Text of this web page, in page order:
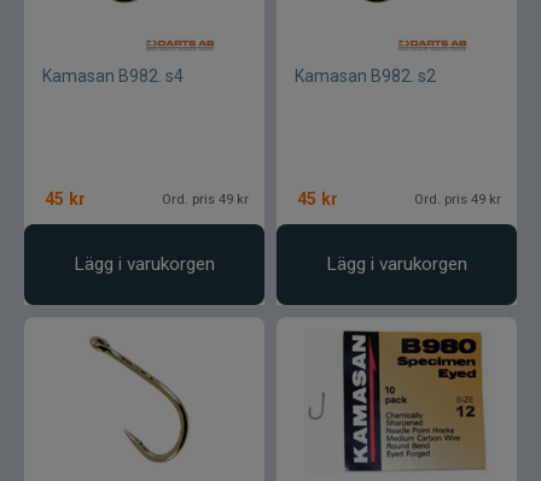
Kamasan B982. s4
45 kr Ord. pris 49 kr
Lägg i varukorgen
Kamasan B982. s2
45 kr Ord. pris 49 kr
Lägg i varukorgen